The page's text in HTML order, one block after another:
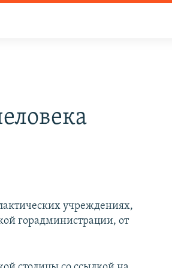
учреждениях,
горадминистрации, от